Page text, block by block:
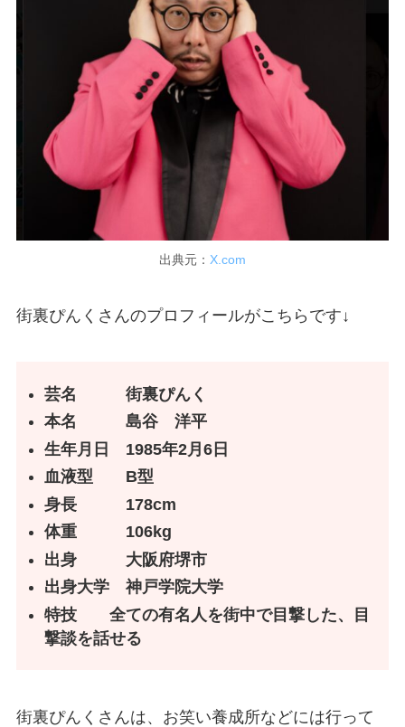
出典元： X.com
街裏ぴんくさんのプロフィールがこちらです↓
芸名 街裏ぴんく
本名 島谷 洋平
生年月日 1985年2月6日
血液型 B型
身長 178cm
体重 106kg
出身 大阪府堺市
出身大学
神戸学院大学
特技 全ての有名人を街中で目撃した、目
撃談を話せる
街裏ぴんくさんは、お笑い養成所などには行って